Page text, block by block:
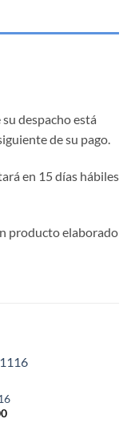
despacho está
de su pago.
en 15 días hábiles
producto elaborado